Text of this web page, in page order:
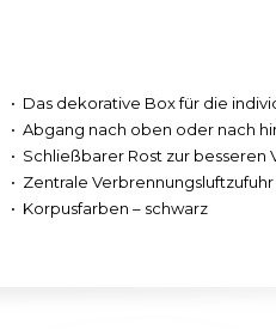
Das dekorative Box für die
Abgang nach oben oder nach
Schließbarer Rost zur besseren
Zentrale
Korpusfarben – schwarz